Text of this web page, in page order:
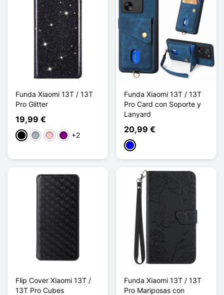
Funda Xiaomi 13T / 13T
Pro Glitter
19,99 €
NegroGris RosaPúrpura
+2
Funda Xiaomi 13T / 13T
Pro Card con Soporte y
Lanyard
20,99 €
Azul
Flip Cover Xiaomi 13T /
13T Pro Cubes
Funda Xiaomi 13T / 13T
Pro Mariposas con